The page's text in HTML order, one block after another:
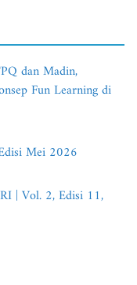
dan Madin,
Fun Learning di
Mei 2026
| Vol. 2, Edisi 11,